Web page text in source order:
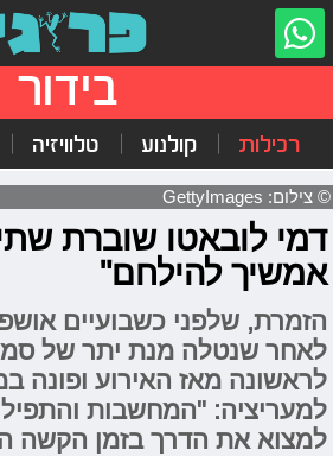
בידור
רכילות קולנוע טלוויזיה
© צילום: GettyImages
דמי לובאטו שוברת
אמשיך להילחם"
הזמרת, שלפני כשבועיים
לאחר שנטלה מנת יתר של
לראשונה מאז האירוע ופונה
למעריציה: "המחשבות
למצוא את הדרך בזמן הקשה